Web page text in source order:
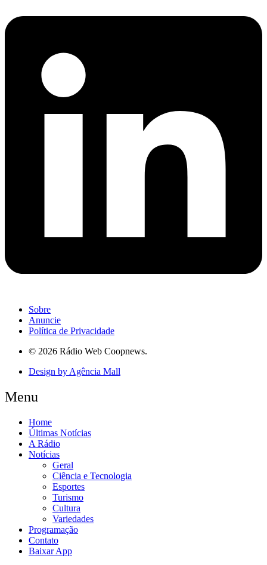
Sobre
Anuncie
Política de Privacidade
© 2026 Rádio Web Coopnews.
Design by Agência Mall
Menu
Home
Últimas Notícias
A Rádio
Notícias
Geral
Ciência e Tecnologia
Esportes
Turismo
Cultura
Variedades
Programação
Contato
Baixar App